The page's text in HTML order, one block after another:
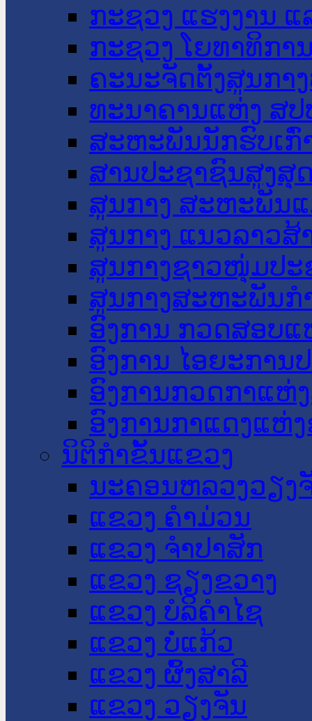
ກະຊວງ ແຮງງານ
ກະຊວງ ໂຍທາທິກາ
ຄະນະຈັດຕັ້ງສູນກາ
ທະນາຄານແຫ່ງ ສປ
ສະຫະພັນນັກຮົບເກົ່
ສານປະຊາຊົນສູງສຸ
ສູນກາງ ສະຫະພັນ
ສູນກາງ ແນວລາວສ້
ສູນກາງຊາວໜຸ່ມປະ
ສູນກາງສະຫະພັນກ
ອົງການ ກວດສອບແ
ອົງການ ໄອຍະການ
ອົງການກວດກາແຫ່
ອົງການກາແດງແຫ່
ນິຕິກໍາຂັ້ນແຂວງ
ນະ​ຄອນ​ຫລວງວຽງ
ແຂວງ ຄໍາມ່ວນ
ແຂວງ ຈໍາປາສັກ
ແຂວງ ຊຽງຂວາງ
ແຂວງ ບໍລິຄໍາໄຊ
ແຂວງ ບໍ່ແກ້ວ
ແຂວງ ຜົ້ງສາລີ
ແຂວງ ວຽງຈັນ